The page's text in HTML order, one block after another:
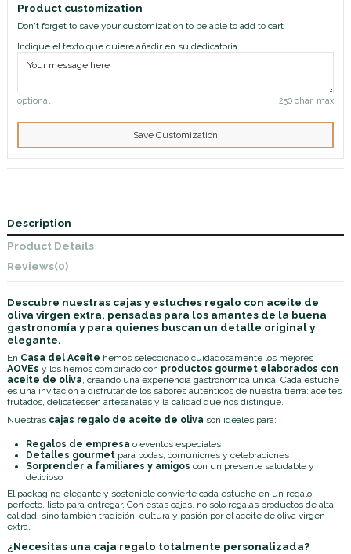
Product customization
Don't forget to save your customization to be able to add to cart
Indique el texto que quiere añadir en su dedicatoria.
optional 250 char. max
Save Customization
Description
Product Details
Reviews(0)
Descubre nuestras cajas y estuches regalo con aceite de
oliva virgen extra, pensadas para los amantes de la buena
gastronomía y para quienes buscan un detalle original y
elegante.
En Casa del Aceite hemos seleccionado cuidadosamente los mejores
AOVEs y los hemos combinado con productos gourmet elaborados con
aceite de oliva , creando una experiencia gastronómica única. Cada estuche
es una invitación a disfrutar de los sabores auténticos de nuestra tierra: aceites
frutados, delicatessen artesanales y la calidad que nos distingue.
Nuestras cajas regalo de aceite de oliva son ideales para:
Regalos de empresa o eventos especiales
Detalles gourmet para bodas, comuniones y celebraciones
Sorprender a familiares y amigos con un presente saludable y
delicioso
El packaging elegante y sostenible convierte cada estuche en un regalo
perfecto, listo para entregar. Con estas cajas, no solo regalas productos de alta
calidad, sino también tradición, cultura y pasión por el aceite de oliva virgen
extra.
¿Necesitas una caja regalo totalmente personalizada?